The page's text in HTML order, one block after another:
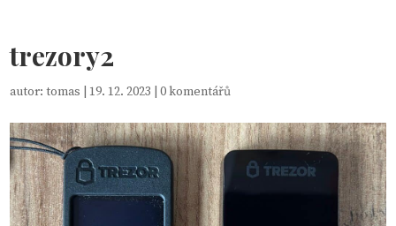
trezory2
autor:tomas 19. 12. 2023 |0 komentářů